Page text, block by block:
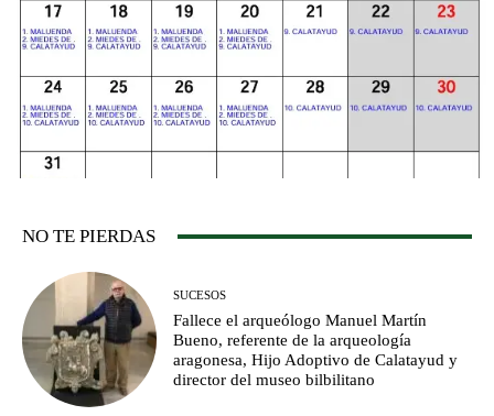
NO TE PIERDAS
SUCESOS
Fallece el arqueólogo Manuel Martín
Bueno, referente de la arqueología
aragonesa, Hijo Adoptivo de Calatayud y
director del museo bilbilitano